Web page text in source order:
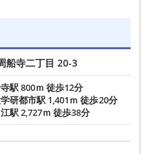
船寺二丁目 20-3
駅800ｍ 徒歩12分
研都市駅 1,401ｍ 徒歩20分
駅2,727ｍ 徒歩38分